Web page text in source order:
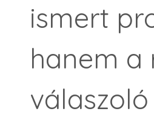
ismert
hanem a